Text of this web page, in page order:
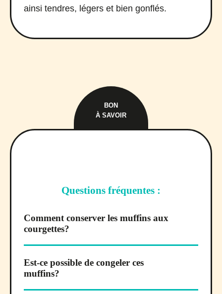
ainsi tendres, légers et bien gonflés.
BON
À SAVOIR
Questions fréquentes :
Comment conserver les muffins aux
courgettes?
Est-ce possible de congeler ces
muffins?